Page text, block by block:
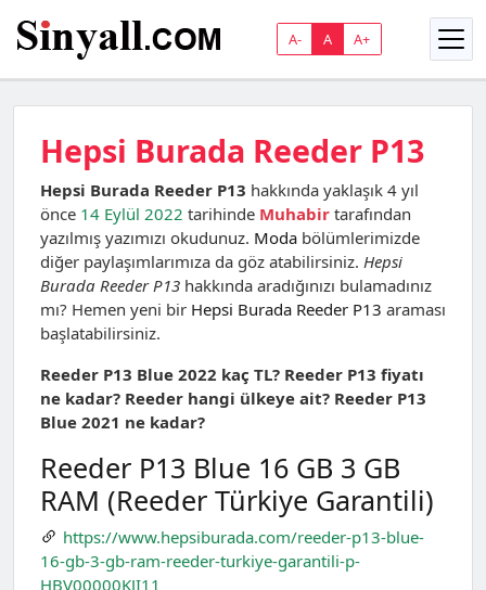
A- A A+
Hepsi Burada Reeder P13
Hepsi Burada Reeder P13 hakkında yaklaşık 4 yıl
önce 14 Eylül 2022 tarihinde Muhabir tarafından
yazılmış yazımızı okudunuz. Moda bölümlerimizde
diğer paylaşımlarımıza da göz atabilirsiniz. Hepsi
Burada Reeder P13 hakkında aradığınızı bulamadınız
mı? Hemen yeni bir Hepsi Burada Reeder P13 araması
başlatabilirsiniz.
Reeder P13 Blue 2022 kaç TL? Reeder P13 fiyatı
ne kadar? Reeder hangi ülkeye ait? Reeder P13
Blue 2021 ne kadar?
Reeder P13 Blue 16 GB 3 GB
RAM (Reeder Türkiye Garantili)
https://www.hepsiburada.com/reeder-p13-blue-
16-gb-3-gb-ram-reeder-turkiye-garantili-p-
HBV00000KJI11